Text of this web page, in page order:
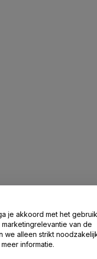
Met Ons Op
je akkoord met het gebruik
van de
we alleen strikt
informatie.